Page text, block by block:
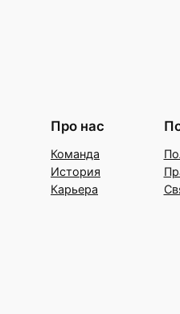
Про нас
Команда
История
Карьера